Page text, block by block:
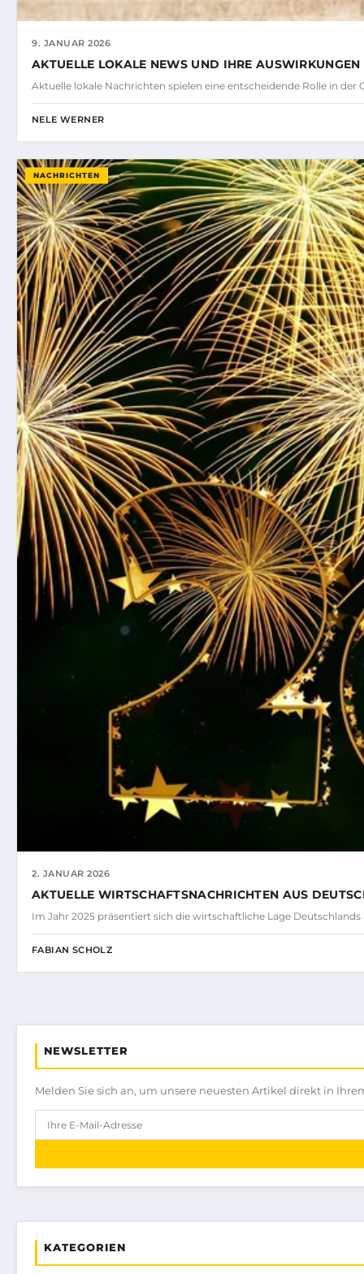
9. JANUAR 2026
AKTUELLE LOKALE NEWS UND IHRE
Aktuelle lokale Nachrichten spielen eine entscheidende Rolle in der
NELE WERNER
NACHRICHTEN
2. JANUAR 2026
AKTUELLE WIRTSCHAFTSNACHRICHTEN AUS
Im Jahr 2025 präsentiert sich die wirtschaftliche Lage
FABIAN SCHOLZ
NEWSLETTER
Melden Sie sich an, um unsere neuesten Artikel direkt in
KATEGORIEN